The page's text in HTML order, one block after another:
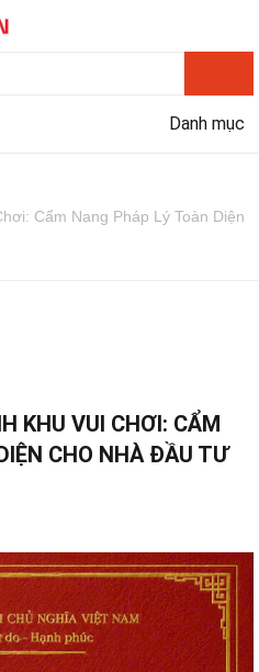
Danh mục
Cẩm Nang Pháp Lý Toàn Diện
KHU VUI CHƠI: CẨM
CHO NHÀ ĐẦU TƯ